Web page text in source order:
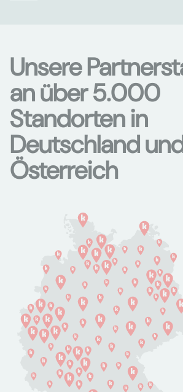
Unsere
an über 5.000
Standorten in
Deutschland
Österreich